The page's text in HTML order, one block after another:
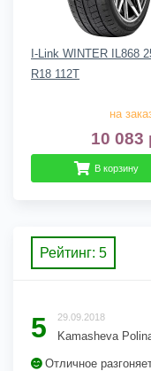
I-Link WINTER IL868
R18 112T
на
10 083
В корзину
Рейтинг: 5
5 29.09.2018
Kamasheva
Отличное